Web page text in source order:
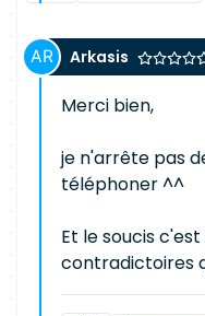
Arkasis
Merci bien,
je n'arrête pas
téléphoner ^^
Et le soucis
contradictoires